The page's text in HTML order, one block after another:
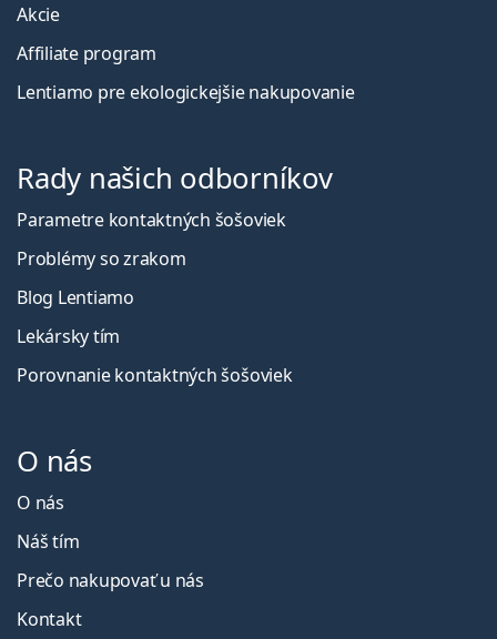
Akcie
Affiliate program
Lentiamo pre ekologickejšie nakupovanie
Rady našich odborníkov
Parametre kontaktných šošoviek
Problémy so zrakom
Blog Lentiamo
Lekársky tím
Porovnanie kontaktných šošoviek
O nás
O nás
Náš tím
Prečo nakupovať u nás
Kontakt